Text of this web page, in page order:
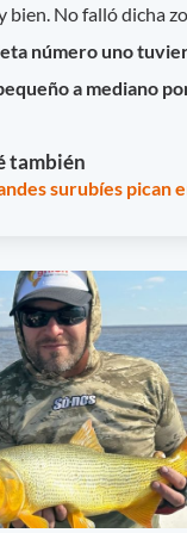
bien. No falló dicha
número uno
a mediano
también
surubíes pican